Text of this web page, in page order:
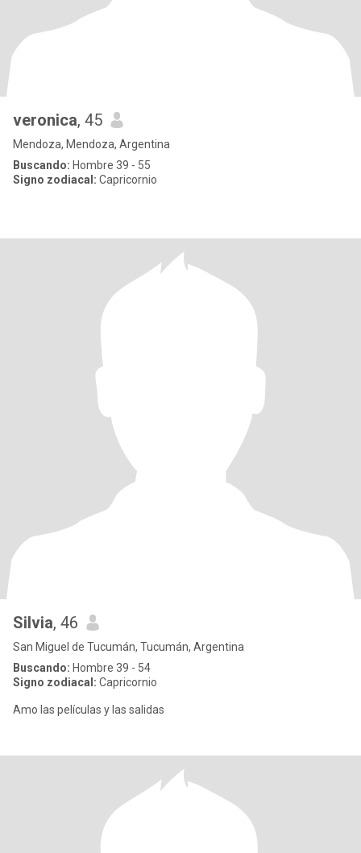
veronica, 45
Mendoza, Mendoza, Argentina
Buscando: Hombre 39 - 55
Signo zodiacal: Capricornio
Silvia, 46
San Miguel de Tucumán, Tucumán, Argentina
Buscando: Hombre 39 - 54
Signo zodiacal: Capricornio
Amo las películas y las salidas